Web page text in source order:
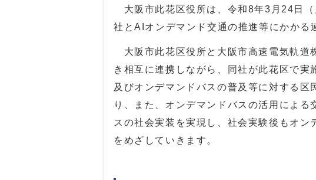
大阪市此花区役所は、令和8年3月24日
社とAIオンデマンド交通の推進等にかかる
⼤阪市此花区役所と大阪市高速電気軌道
き相互に連携しながら、同社が此花区で
及びオンデマンドバスの普及等に対する区
り、また、オンデマンドバスの活用によ
スの社会実装を実現し、社会実験後もオン
をめざしていきます。